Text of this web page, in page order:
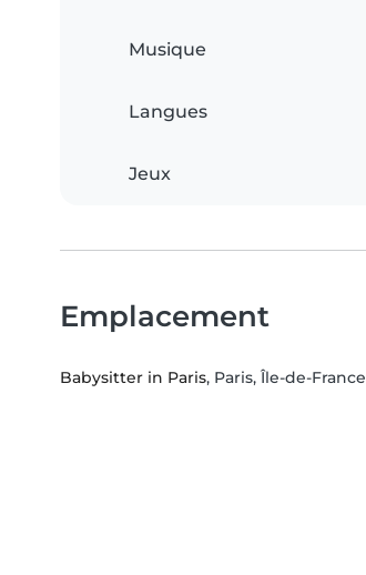
Musique
Langues
Jeux
Emplacement
Babysitter in Paris, Paris, Île-de-France